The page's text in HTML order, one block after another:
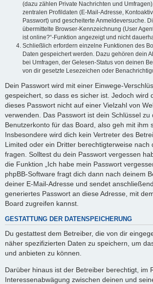
(dazu zählen Private Nachrichten und
zentralen Profildaten (E-Mail-Adresse,
Passwort) und gescheiterte Anmeldeversuche.
übermittelte Browser-Kennzeichnung (User
ist online?“-Funktion angezeigt und nicht
Schließlich erfordern einzelne Funktionen des
Daten gespeichert werden. Dazu gehören dein
bei Umfragen, der Gelesen-Status von deinen
von dir gesetzte Lesezeichen oder
Dein Passwort wird mit einer Einwege-
gespeichert, so dass es sicher ist. Jedoch wird
dieses Passwort nicht auf einer Vielzahl von
verwenden. Das Passwort ist dein Schlüssel zu
Benutzerkonto für das Board, also geh mit ihm
Insbesondere wird dich kein Vertreter des
Limited oder ein Dritter berechtigterweise nach
fragen. Solltest du dein Passwort vergessen
die Funktion „Ich habe mein Passwort
phpBB-Software fragt dich dann nach deinem
deiner E-Mail-Adresse und sendet
generiertes Passwort an diese Adresse, mit
Board zugreifen kannst.
GESTATTUNG DER DATENSPEICHERUNG
Du gestattest dem Betreiber, die von dir
näher spezifizierten Daten zu speichern, um
und anbieten zu können.
Darüber hinaus ist der Betreiber berechtigt, im
Interessenabwägung zwischen deinen und